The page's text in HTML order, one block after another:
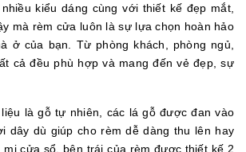
kiểu dáng cùng với thiết kế đẹp mắt,
mà rèm cửa luôn là sự lựa chọn hoàn hảo
ở của bạn. Từ phòng khách, phòng ngủ,
cả đều phù hợp và mang đến vẻ đẹp, sự
là gỗ tự nhiên, các lá gỗ được đan vào
dây dù giúp cho rèm dễ dàng thu lên hay
mi cửa sổ, bên trái của rèm được thiết kế 2